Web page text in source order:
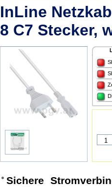
InLine
8 C7 Stecker,
Sichere